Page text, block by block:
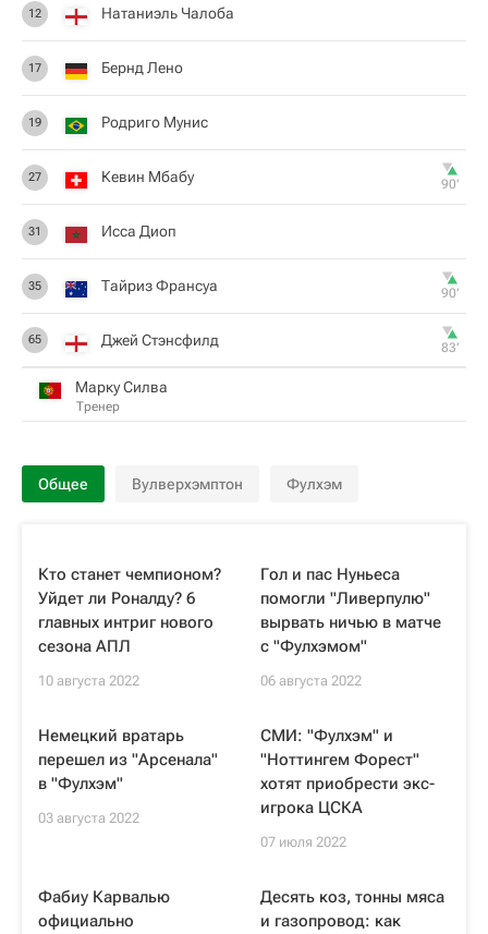
12 Натаниэль Чалоба
17 Бернд Лено
19 Родриго Мунис
27 Кевин Мбабу 90‎’‎
31 Исса Диоп
35 Тайриз Франсуа 90‎’‎
65 Джей Стэнсфилд 83‎’‎
Марку Силва
Тренер
Общее Вулверхэмптон Фулхэм
Кто станет чемпионом?
Уйдет ли Роналду? 6
главных интриг нового
сезона АПЛ
10 августа 2022
Гол и пас Нуньеса
помогли "Ливерпулю"
вырвать ничью в матче
с "Фулхэмом"
06 августа 2022
Немецкий вратарь
перешел из "Арсенала"
в "Фулхэм"
03 августа 2022
СМИ: "Фулхэм" и
"Ноттингем Форест"
хотят приобрести экс-
игрока ЦСКА
07 июля 2022
Фабиу Карвалью
официально
Десять коз, тонны мяса
и газопровод: как